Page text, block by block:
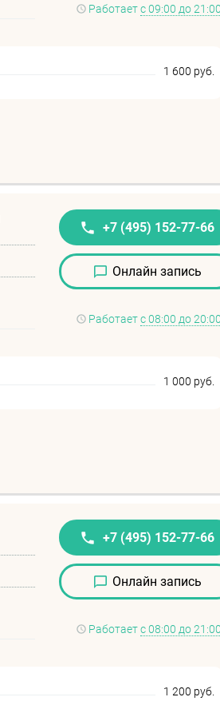
1 600 руб.
Работаетс 09:00 до
1 000 руб.
+7 (495) 152-77-66
Онлайн запись
Работаетс 08:00 до
1 200 руб.
+7 (495) 152-77-66
Онлайн запись
Работаетс 08:00 до